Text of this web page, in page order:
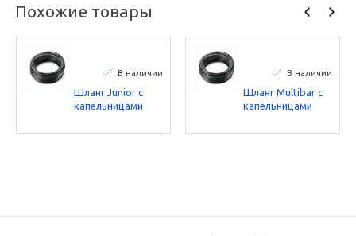
Похожие товары
В наличии
Шланг Junior с
капельницами
100м) Irritec
В наличии
Шланг Multibar с
капельницами
100м) Irritec